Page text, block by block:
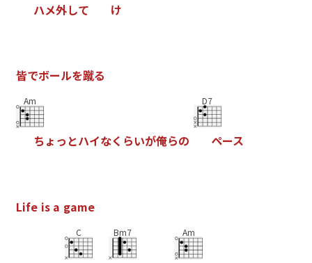
ハメ外して け
皆でボールを蹴る
Am
ちょ っ とハイなく らいが俺らの
D7
ペース
Life is a game
C Bm7 Am